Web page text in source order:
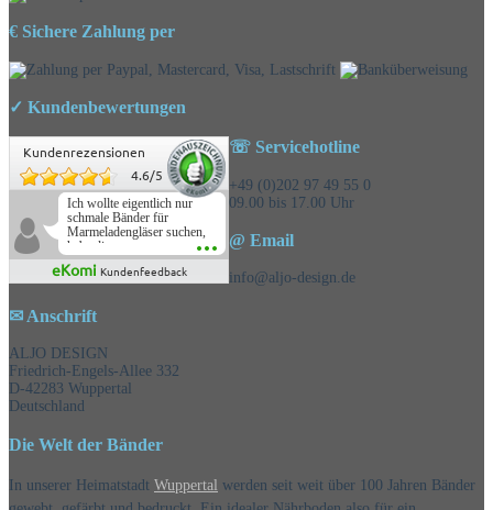
€ Sichere Zahlung per
✓ Kundenbewertungen
Kundenrezensionen
4.6/5
Ich wollte eigentlich nur
schmale Bänder für
Marmeladengläser suchen,
habe die
Überraschungsbänder
mitbestellt und war positiv
eKomi Kundenfeedback
☏ Servicehotline
+49 (0)202 97 49 55 0
09.00 bis 17.00 Uhr
@ Email
info@aljo-design.de
✉ Anschrift
ALJO DESIGN
Friedrich-Engels-Allee 332
D-42283 Wuppertal
Deutschland
Die Welt der Bänder
In unserer Heimatstadt Wuppertal werden seit weit über 100 Jahren Bänder